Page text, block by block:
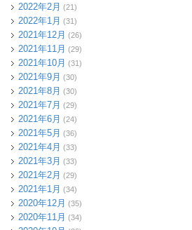
2022年2月 (21)
2022年1月 (31)
2021年12月 (26)
2021年11月 (29)
2021年10月 (31)
2021年9月 (30)
2021年8月 (30)
2021年7月 (29)
2021年6月 (24)
2021年5月 (36)
2021年4月 (33)
2021年3月 (33)
2021年2月 (29)
2021年1月 (34)
2020年12月 (35)
2020年11月 (34)